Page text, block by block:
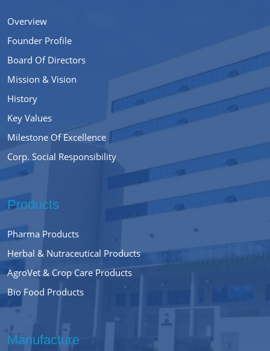
Overview
Founder Profile
Board Of Directors
Mission & Vision
History
Key Values
Milestone Of Excellence
Corp. Social Responsibility
Products
Pharma Products
Herbal & Nutraceutical Products
AgroVet & Crop Care Products
Bio Food Products
Manufacture